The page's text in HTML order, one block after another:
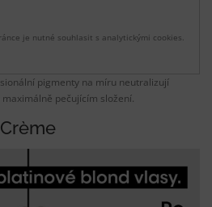
je nutné souhlasit s analytickými cookies.
pigmenty na míru neutralizují
pečujícím složení.